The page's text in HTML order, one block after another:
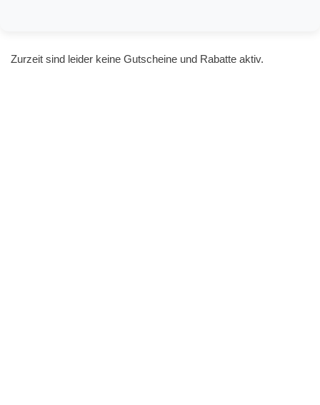
Zurzeit sind leider keine Gutscheine und Rabatte aktiv.